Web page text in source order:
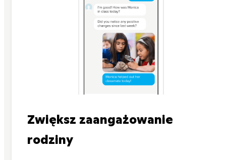
Zwiększ zaangażowanie
rodziny